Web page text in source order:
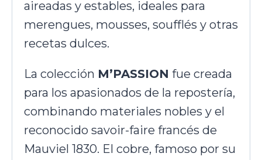
aireadas y estables, ideales para
merengues, mousses, soufflés y otras
recetas dulces.
La colección M’PASSION fue creada
para los apasionados de la repostería,
combinando materiales nobles y el
reconocido savoir-faire francés de
Mauviel 1830. El cobre, famoso por su